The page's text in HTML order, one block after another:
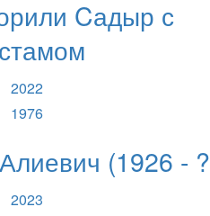
Cадыр с
2022
1976
(1926 -
2023